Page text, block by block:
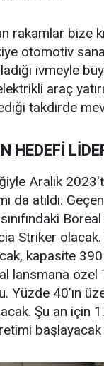
rakamlar
otomotiv
ivmeyle
araç
takdirde
HEDEFİ
Aralık
da atıldı.
Striker
kapasite
lansmana özel
Yüzde 40’ın
Şu an için